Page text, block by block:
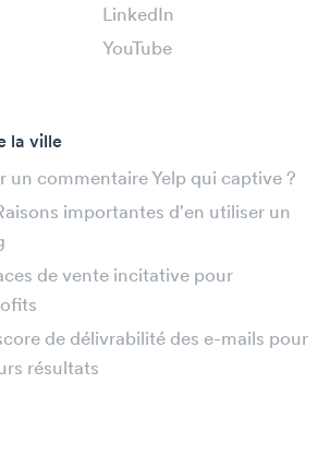
LinkedIn
YouTube
la ville
un commentaire Yelp qui captive ?
importantes d'en utiliser un
de vente incitative pour
de délivrabilité des e-mails pour
résultats